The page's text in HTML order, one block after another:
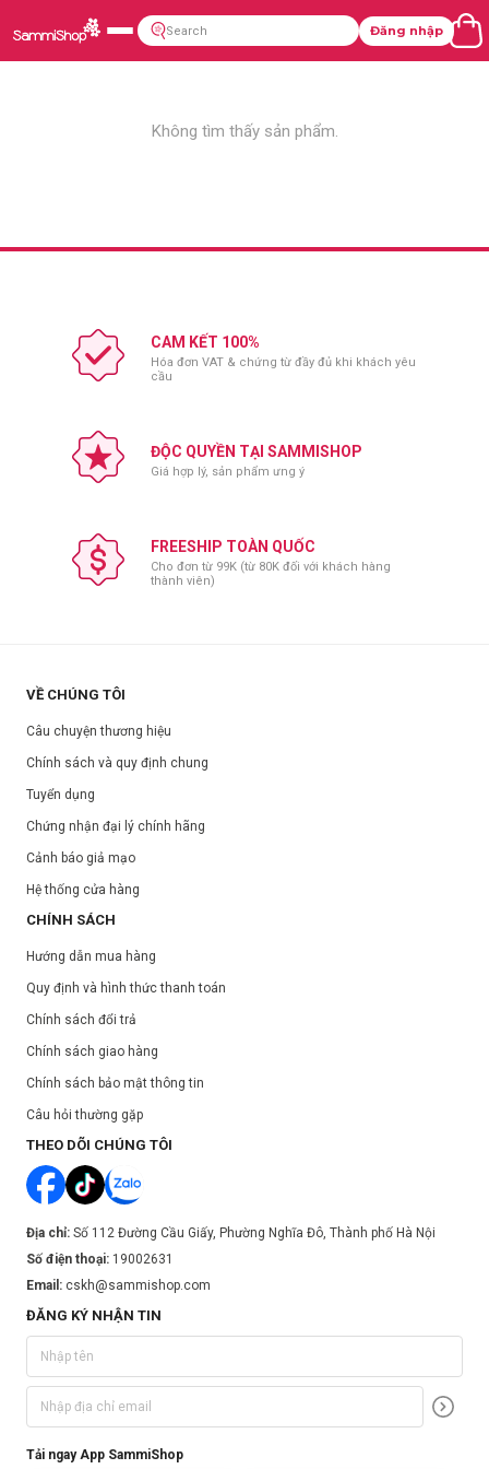
Đăng nhập
Không tìm thấy sản phẩm.
CAM KẾT 100%
Hóa đơn VAT & chứng từ đầy đủ khi khách yêu
cầu
ĐỘC QUYỀN TẠI SAMMISHOP
Giá hợp lý, sản phẩm ưng ý
FREESHIP TOÀN QUỐC
Cho đơn từ 99K (từ 80K đối với khách hàng
thành viên)
VỀ CHÚNG TÔI
Câu chuyện thương hiệu
Chính sách và quy định chung
Tuyển dụng
Chứng nhận đại lý chính hãng
Cảnh báo giả mạo
Hệ thống cửa hàng
CHÍNH SÁCH
Hướng dẫn mua hàng
Quy định và hình thức thanh toán
Chính sách đổi trả
Chính sách giao hàng
Chính sách bảo mật thông tin
Câu hỏi thường gặp
THEO DÕI CHÚNG TÔI
Địa chỉ: Số 112 Đường Cầu Giấy, Phường Nghĩa Đô, Thành phố Hà Nội
Số điện thoại: 19002631
Email: cskh@sammishop.com
ĐĂNG KÝ NHẬN TIN
Tải ngay App SammiShop